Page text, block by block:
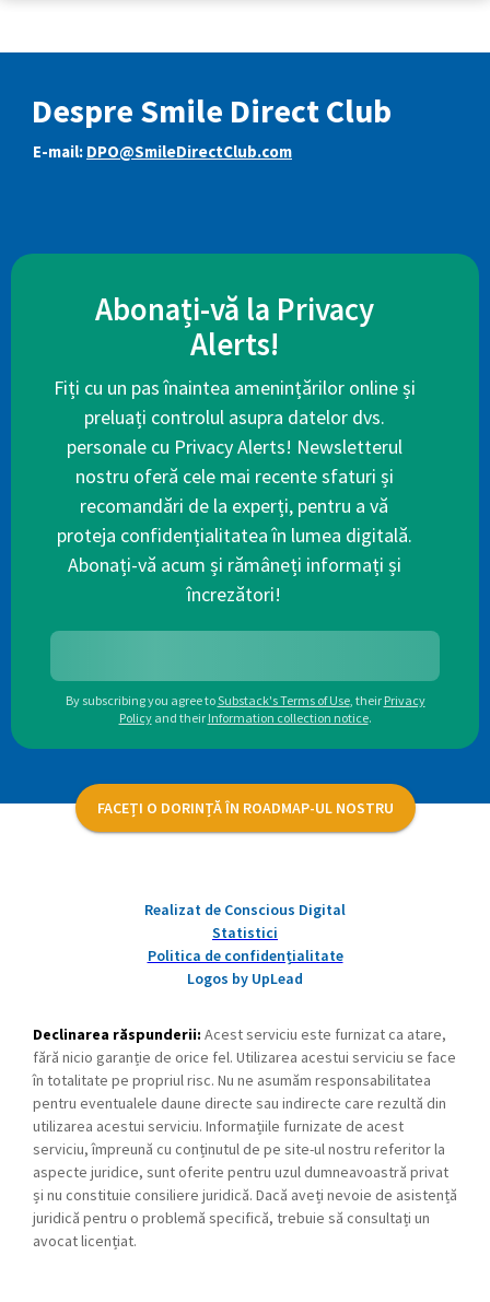
Despre Smile Direct Club
E-mail: DPO@SmileDirectClub.com
Abonați-vă la Privacy
Alerts!
Fiți cu un pas înaintea amenințărilor online și
preluați controlul asupra datelor dvs.
personale cu Privacy Alerts! Newsletterul
nostru oferă cele mai recente sfaturi și
recomandări de la experți, pentru a vă
proteja confidențialitatea în lumea digitală.
Abonați-vă acum și rămâneți informați și
încrezători!
By subscribing you agree toSubstack's Terms of Use, their Privacy
Policy and their Information collection notice.
FACEȚI O DORINȚĂ ÎN ROADMAP-UL NOSTRU
Realizat de Conscious Digital
Statistici
Politica de confidențialitate
Logos by UpLead
Declinarea răspunderii: Acest serviciu este furnizat ca atare,
fără nicio garanție de orice fel. Utilizarea acestui serviciu se face
în totalitate pe propriul risc. Nu ne asumăm responsabilitatea
pentru eventualele daune directe sau indirecte care rezultă din
utilizarea acestui serviciu. Informațiile furnizate de acest
serviciu, împreună cu conținutul de pe site-ul nostru referitor la
aspecte juridice, sunt oferite pentru uzul dumneavoastră privat
și nu constituie consiliere juridică. Dacă aveți nevoie de asistență
juridică pentru o problemă specifică, trebuie să consultați un
avocat licențiat.